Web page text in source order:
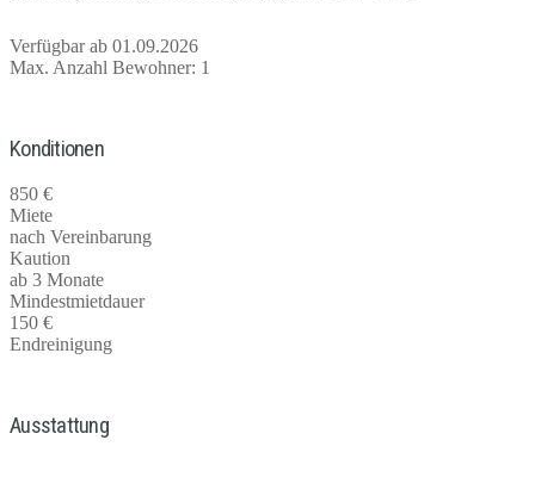
Verfügbar ab 01.09.2026
Max. Anzahl Bewohner: 1
Konditionen
850 €
Miete
nach Vereinbarung
Kaution
ab 3 Monate
Mindestmietdauer
150 €
Endreinigung
Ausstattung